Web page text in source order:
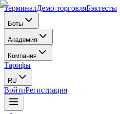
ТерминалДемо-торговляБэктесты
Боты
Академия
Компания
Тарифы
RU
ВойтиРегистрация